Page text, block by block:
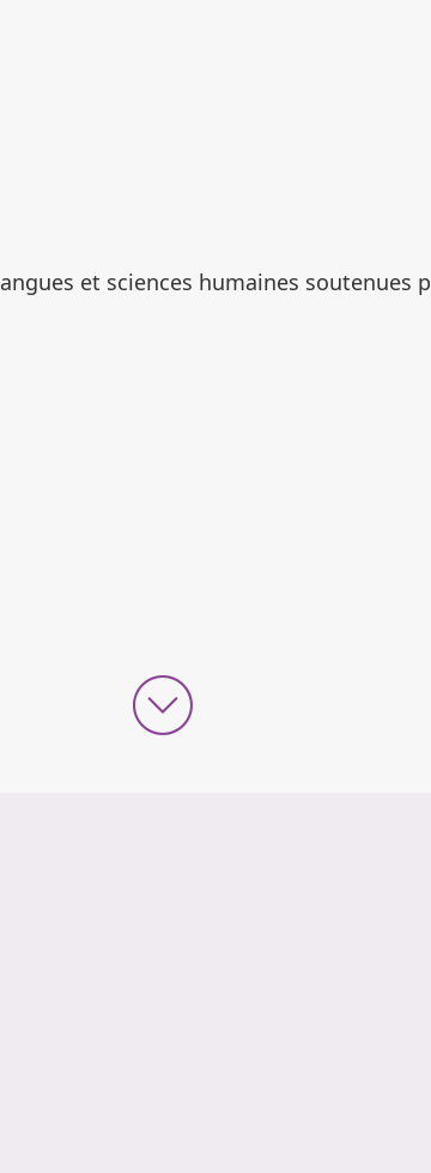
et sciences humaines soutenues